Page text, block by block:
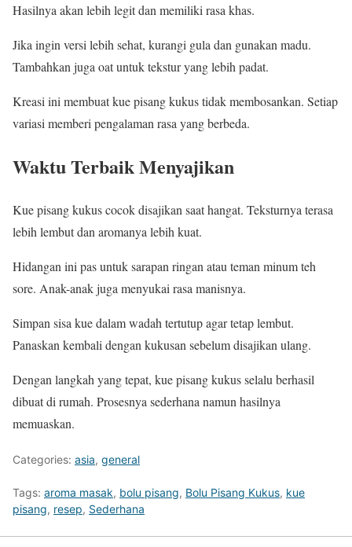
Hasilnya akan lebih legit dan memiliki rasa khas.
Jika ingin versi lebih sehat, kurangi gula dan gunakan madu.
Tambahkan juga oat untuk tekstur yang lebih padat.
Kreasi ini membuat kue pisang kukus tidak membosankan. Setiap
variasi memberi pengalaman rasa yang berbeda.
Waktu Terbaik Menyajikan
Kue pisang kukus cocok disajikan saat hangat. Teksturnya terasa
lebih lembut dan aromanya lebih kuat.
Hidangan ini pas untuk sarapan ringan atau teman minum teh
sore. Anak-anak juga menyukai rasa manisnya.
Simpan sisa kue dalam wadah tertutup agar tetap lembut.
Panaskan kembali dengan kukusan sebelum disajikan ulang.
Dengan langkah yang tepat, kue pisang kukus selalu berhasil
dibuat di rumah. Prosesnya sederhana namun hasilnya
memuaskan.
Categories: asia, general
Tags: aroma masak, bolu pisang, Bolu Pisang Kukus, kue
pisang, resep, Sederhana